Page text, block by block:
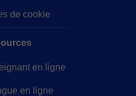
de cookie
en ligne
en ligne